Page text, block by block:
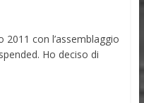
con l’assemblaggio
Ho deciso di